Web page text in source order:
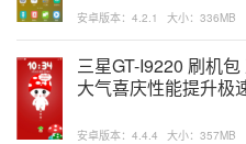
安卓版本：4.2.1 大小：336MB
三星GT-I9220 刷机
大气喜庆性能提升极
安卓版本：4.4.4 大小：357MB